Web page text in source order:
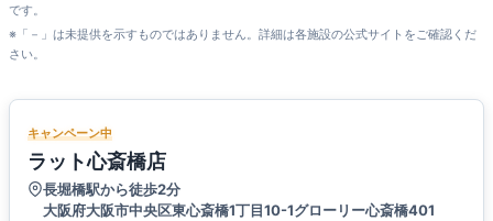
です。
※「－」は未提供を示すものではありません。詳細は各施設の公式サイトをご確認くだ
さい。
キャンペーン中
ラット心斎橋店
長堀橋駅から徒歩2分
大阪府大阪市中央区東心斎橋1丁目10-1グローリー心斎橋401